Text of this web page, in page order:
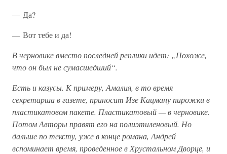
— Да?
— Вот тебе и да!
В черновике вместо последней реплики идет: „Похоже,
что он был не сумасшедший“.
Есть и казусы. К примеру, Амалия, в то время
секретарша в газете, приносит Изе Кацману пирожки в
пластикатовом пакете. Пластикатовый — в черновике.
Потом Авторы правят его на полиэтиленовый. Но
дальше по тексту, уже в конце романа, Андрей
вспоминает время, проведенное в Хрустальном Дворце, и